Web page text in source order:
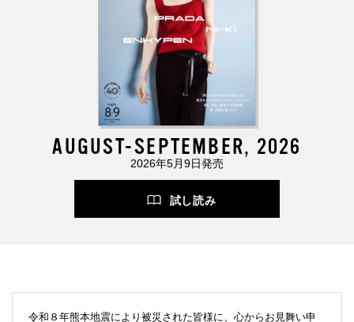
AUGUST-SEPTEMBER, 2026
2026年5月9日発売
試し読み
令和８年熊本地震により被災された皆様に、心からお見舞い申